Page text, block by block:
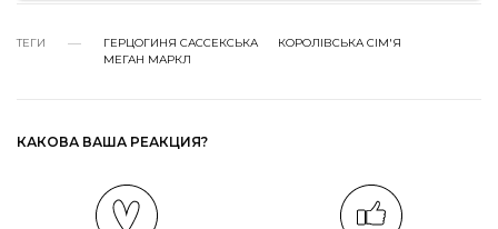
ТЕГИ ГЕРЦОГИНЯ САССЕКСЬКА
КОРОЛІВСЬКА СІМ'Я
МЕГАН МАРКЛ
КАКОВА ВАША РЕАКЦИЯ?